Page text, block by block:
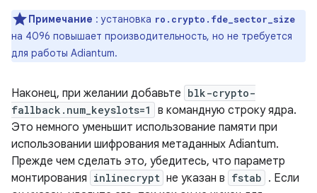
Примечание : установка ro.crypto.fde_sector_size
на 4096 повышает производительность, но не требуется
для работы Adiantum.
Наконец, при желании добавьте blk-crypto-
fallback.num_keyslots=1
в командную строку ядра.
Это немного уменьшит использование памяти при
использовании шифрования метаданных Adiantum.
Прежде чем сделать это, убедитесь, что параметр
монтирования inlinecrypt не указан в fstab . Если